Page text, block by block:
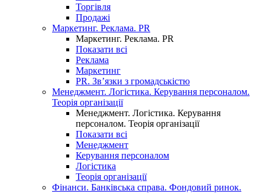
Торгівля
Продажі
Маркетинг. Реклама. PR
Маркетинг. Реклама. PR
Показати всі
Реклама
Маркетинг
PR. Зв’язки з громадськістю
Менеджмент. Логістика. Керування персоналом.
Теорія організації
Менеджмент. Логістика. Керування
персоналом. Теорія організації
Показати всі
Менеджмент
Керування персоналом
Логістика
Теорія організації
Фінанси. Банківська справа. Фондовий ринок.